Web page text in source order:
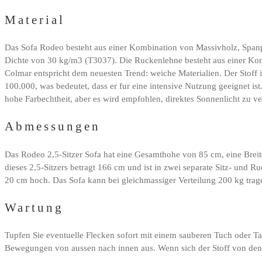
Material
Das Sofa Rodeo besteht aus einer Kombination von Massivholz,
Dichte von 30 kg/m3 (T3037). Die Ruckenlehne besteht aus einer
Colmar entspricht dem neuesten Trend: weiche Materialien. Der
100.000, was bedeutet, dass er fur eine intensive Nutzung geeignet
hohe Farbechtheit, aber es wird empfohlen, direktes Sonnenlicht zu
Abmessungen
Das Rodeo 2,5-Sitzer Sofa hat eine Gesamthohe von 85 cm, eine
dieses 2,5-Sitzers betragt 166 cm und ist in zwei separate Sitz- und
20 cm hoch. Das Sofa kann bei gleichmassiger Verteilung 200 kg
Wartung
Tupfen Sie eventuelle Flecken sofort mit einem sauberen Tuch oder
Bewegungen von aussen nach innen aus. Wenn sich der Stoff von